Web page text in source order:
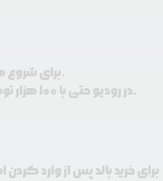
برای شروع معامله، کیف پول خود را به میزان دلخواه شارژ کنید.
در رودیو حتی با 100 هزار تومان هم امکان معامله و خرید ارز دیجیتال وجود دارد.
برای خرید بالد پس از وارد